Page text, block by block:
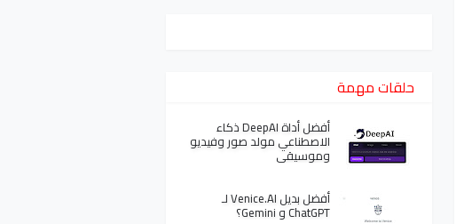
حلقات مهمة
أفضل أداة DeepAI ذكاء
الاصطناعي مولد صور وفيديو
وموسيقى
أفضل بديل Venice.AI لـ
ChatGPT و Gemini؟